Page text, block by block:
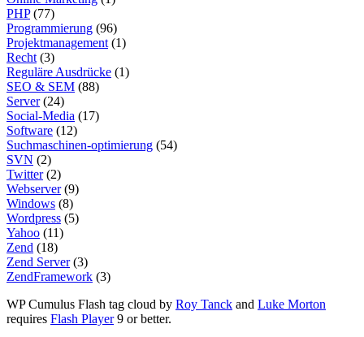
PHP(77)
Programmierung (96)
Projektmanagement (1)
Recht (3)
Reguläre Ausdrücke (1)
SEO & SEM (88)
Server(24)
Social-Media (17)
Software (12)
Suchmaschinen-optimierung (54)
SVN (2)
Twitter(2)
Webserver(9)
Windows (8)
Wordpress (5)
Yahoo (11)
Zend (18)
Zend Server(3)
ZendFramework (3)
WP Cumulus Flash tag cloud by Roy Tanck and Luke Morton
requires Flash Player9 or better.